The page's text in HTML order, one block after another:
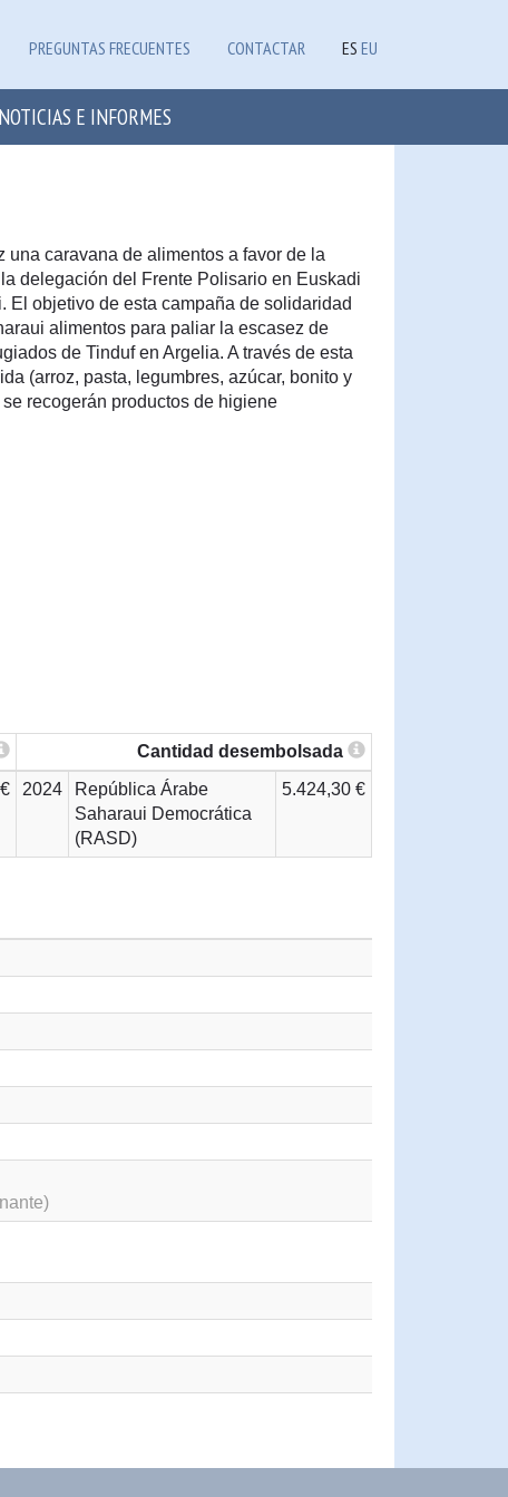
PREGUNTAS FRECUENTES CONTACTAR ES EU
NOTICIAS E INFORMES
una caravana de alimentos a favor de la
delegación del Frente Polisario en Euskadi
El objetivo de esta campaña de solidaridad
alimentos para paliar la escasez de
de Tinduf en Argelia. A través de esta
(arroz, pasta, legumbres, azúcar, bonito y
recogerán productos de higiene
Cantidad desembolsada
2024
República Árabe
Saharaui Democrática
(RASD)
5.424,30 €